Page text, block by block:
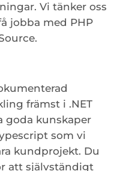
Vi tänker oss
jobba med PHP
främst i .NET
goda kunskaper
som vi
kundprojekt. Du
att självständigt